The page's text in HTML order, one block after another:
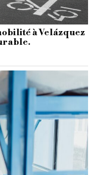
à Velázquez